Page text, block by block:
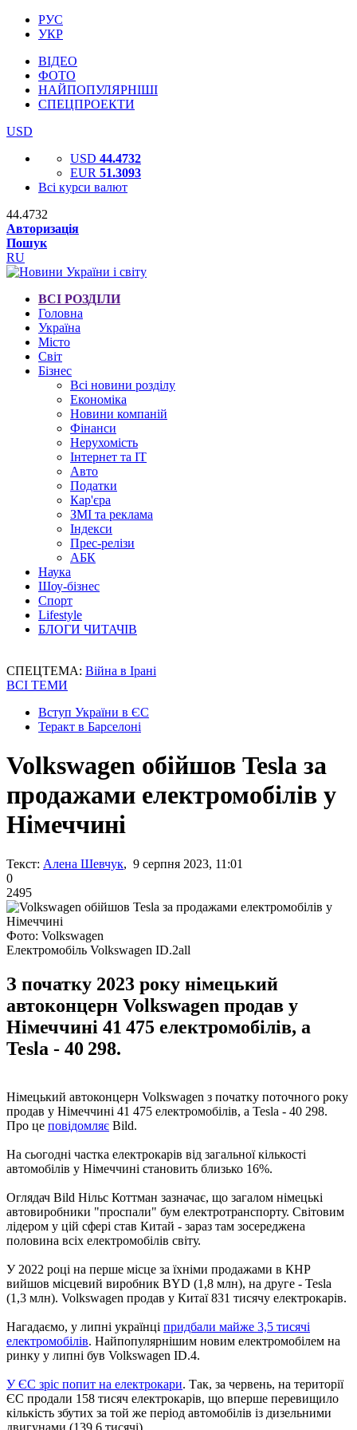
РУС
УКР
ВІДЕО
ФОТО
НАЙПОПУЛЯРНІШІ
СПЕЦПРОЕКТИ
USD
USD 44.4732
EUR 51.3093
Всі курси валют
44.4732
Авторизація
Пошук
RU
ВСІ РОЗДІЛИ
Головна
Україна
Місто
Світ
Бізнес
Всі новини розділу
Економіка
Новини компаній
Фінанси
Нерухомість
Інтернет та IT
Авто
Податки
Кар'єра
ЗМІ та реклама
Індекси
Прес-релізи
АБК
Наука
Шоу-бізнес
Спорт
Lifestyle
БЛОГИ ЧИТАЧІВ
СПЕЦТЕМА: Війна в Ірані
ВСІ ТЕМИ
Вступ України в ЄС
Теракт в Барселоні
Volkswagen обійшов Tesla за
продажами електромобілів у
Німеччині
Текст: Алена Шевчук, 9 серпня 2023, 11:01
0
2495
Фото: Volkswagen
Електромобіль Volkswagen ID.2all
З початку 2023 року німецький
автоконцерн Volkswagen продав у
Німеччині 41 475 електромобілів, а
Tesla - 40 298.
Німецький автоконцерн Volkswagen з початку поточного року
продав у Німеччині 41 475 електромобілів, а Tesla - 40 298.
Про це повідомляє Bild.
На сьогодні частка електрокарів від загальної кількості
автомобілів у Німеччині становить близько 16%.
Оглядач Bild Нільс Коттман зазначає, що загалом німецькі
автовиробники "проспали" бум електротранспорту. Світовим
лідером у цій сфері став Китай - зараз там зосереджена
половина всіх електромобілів світу.
У 2022 році на перше місце за їхніми продажами в КНР
вийшов місцевий виробник BYD (1,8 млн), на друге - Tesla
(1,3 млн). Volkswagen продав у Китаї 831 тисячу електрокарів.
Нагадаємо, у липні українці придбали майже 3,5 тисячі
електромобілів. Найпопулярнішим новим електромобілем на
ринку у липні був Volkswagen ID.4.
У ЄС зріс попит на електрокари. Так, за червень, на території
ЄС продали 158 тисяч електрокарів, що вперше перевищило
кількість збутих за той же період автомобілів із дизельними
двигунами (139,6 тисячі).